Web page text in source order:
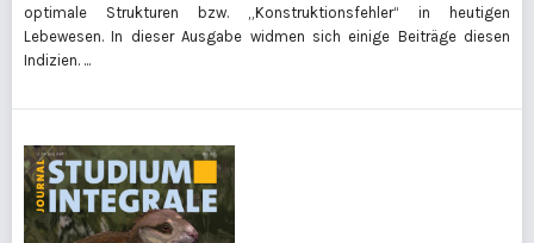
optimale Strukturen bzw. „Konstruktionsfehler“ in heutigen
Lebewesen. In dieser Ausgabe widmen sich einige Beiträge diesen
Indizien. ...